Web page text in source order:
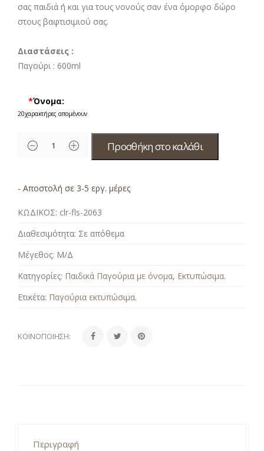
σας παιδιά ή και για τους νονούς σαν ένα όμορφο δώρο
στους βαφτισιμιού σας.
Διαστάσεις :
Παγούρι : 600ml
*Όνομα:
20χαρακτήρες απομένουν
Προσθήκη στο καλάθι
- Αποστολή σε 3-5 εργ. μέρες
ΚΩΔΙΚΟΣ: clr-fls-2063
Διαθεσιμότητα: Σε απόθεμα
Μέγεθος: Μ/Δ
Κατηγορίες: Παιδικά Παγούρια με όνομα, Εκτυπώσιμα.
Ετικέτα: Παγούρια εκτυπώσιμα.
ΚΟΙΝΟΠΟΊΗΣΗ:
Περιγραφή